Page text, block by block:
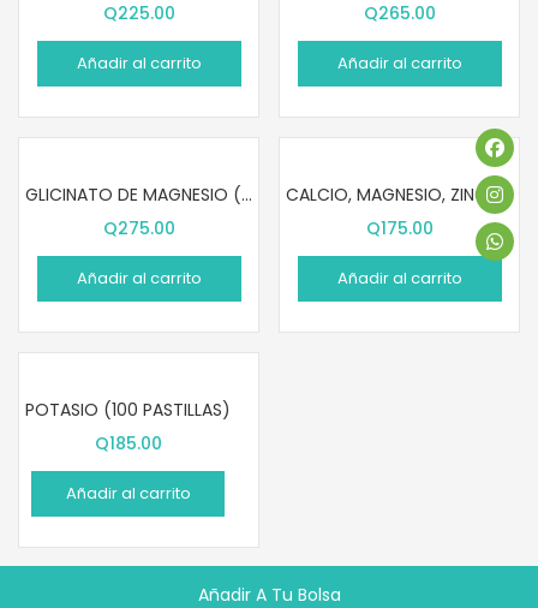
Añadir A Tu Bolsa
Q225.00
Añadir al carrito
Q265.00
Añadir al carrito
GLICINATO DE MAGNESIO (120 CÁPSULAS)
Q275.00
Añadir al carrito
CALCIO, MAGNESIO, ZINC Y VITAMINA D3 (100 PASTILLAS)
Q175.00
Añadir al carrito
POTASIO (100 PASTILLAS)
Q185.00
Añadir al carrito